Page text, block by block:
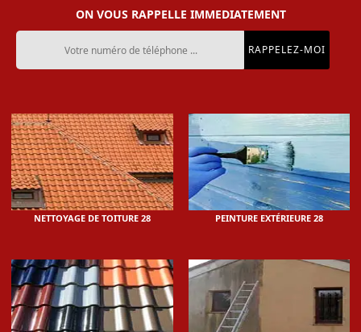
ON VOUS RAPPELLE IMMEDIATEMENT
NETTOYAGE DE TOITURE 28 PEINTURE EXTÉRIEURE 28